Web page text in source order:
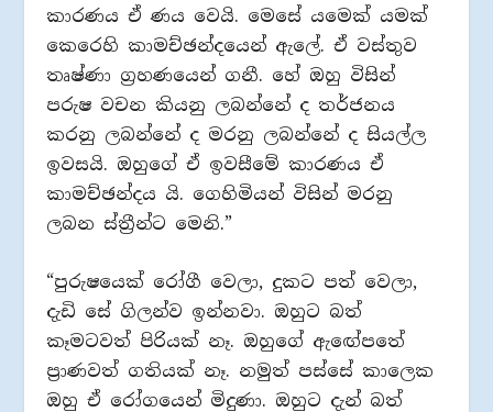
කාරණය ඒ ණය වෙයි. මෙසේ යමෙක් යමක්
කෙරෙහි කාමච්ඡන්දයෙන් ඇලේ. ඒ වස්තුව
තෘෂ්ණා ග්‍රහණයෙන් ගනී. හේ ඔහු විසින්
පරුෂ වචන කියනු ලබන්නේ ද තර්ජනය
කරනු ලබන්නේ ද මරනු ලබන්නේ ද සියල්ල
ඉවසයි. ඔහුගේ ඒ ඉවසීමේ කාරණය ඒ
කාමච්ඡන්දය යි. ගෙහිමියන් විසින් මරනු
ලබන ස්ත්‍රීන්ට මෙනි.”
“පුරුෂයෙක් රෝගී වෙලා, දුකට පත් වෙලා,
දැඩි සේ ගිලන්ව ඉන්නවා. ඔහුට බත්
කෑමටවත් පිරියක් නෑ. ඔහුගේ ඇඟේපතේ
ප්‍රාණවත් ගතියක් නෑ. නමුත් පස්සේ කාලෙක
ඔහු ඒ රෝගයෙන් මිදුණා. ඔහුට දැන් බත්